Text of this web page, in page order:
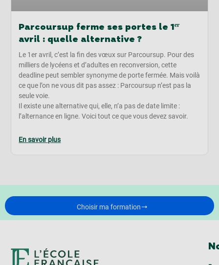
Parcoursup ferme ses portes le 1ᵉʳ
avril : quelle alternative ?
Le 1er avril, c’est la fin des vœux sur Parcoursup. Pour des
milliers de lycéens et d’adultes en reconversion, cette
deadline peut sembler synonyme de porte fermée. Mais voilà
ce que l’on ne vous dit pas assez : Parcoursup n’est pas la
seule voie.
Il existe une alternative qui, elle, n’a pas de date limite :
l’alternance en ligne. Voici tout ce que vous devez savoir.
En savoir plus
Choisir ma formation